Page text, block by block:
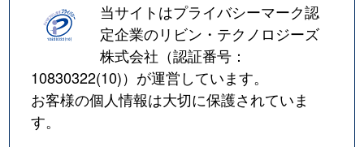
当サイトはプライバシーマーク認
定企業のリビン・テクノロジーズ
株式会社（認証番号：
10830322(10)）が運営しています。
お客様の個人情報は大切に保護されていま
す。